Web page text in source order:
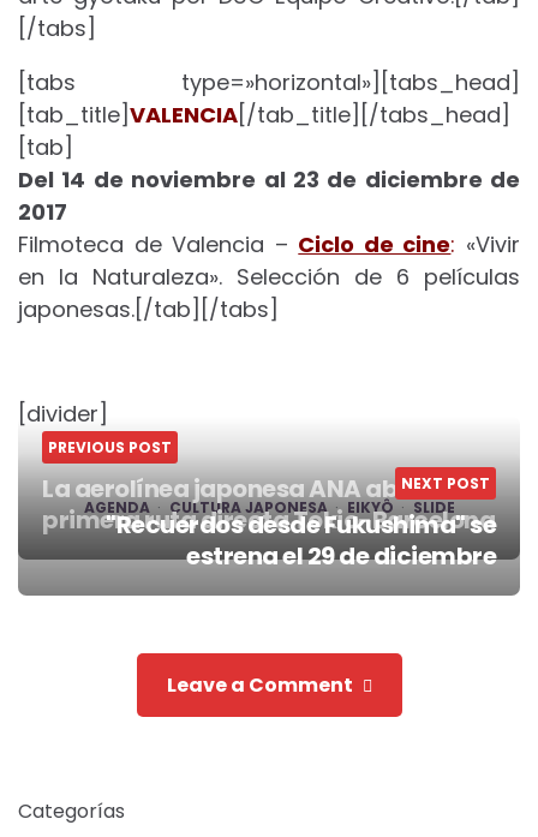
[/tabs]
[tabs type=»horizontal»][tabs_head]
[tab_title]VALENCIA[/tab_title][/tabs_head]
[tab]
Del 14 de noviembre al 23 de diciembre de
2017
Filmoteca de Valencia – Ciclo de cine: «Vivir
en la Naturaleza». Selección de 6 películas
japonesas.[/tab][/tabs]
[divider]
AGENDA CULTURA JAPONESA EIKYÔ SLIDE
Post
navigation
PREVIOUS POST
La aerolínea japonesa ANA abrirá la
primera ruta directa Tokio-Barcelona
NEXT POST
"Recuerdos desde Fukushima" se
estrena el 29 de diciembre
Leave a Comment
Categorías